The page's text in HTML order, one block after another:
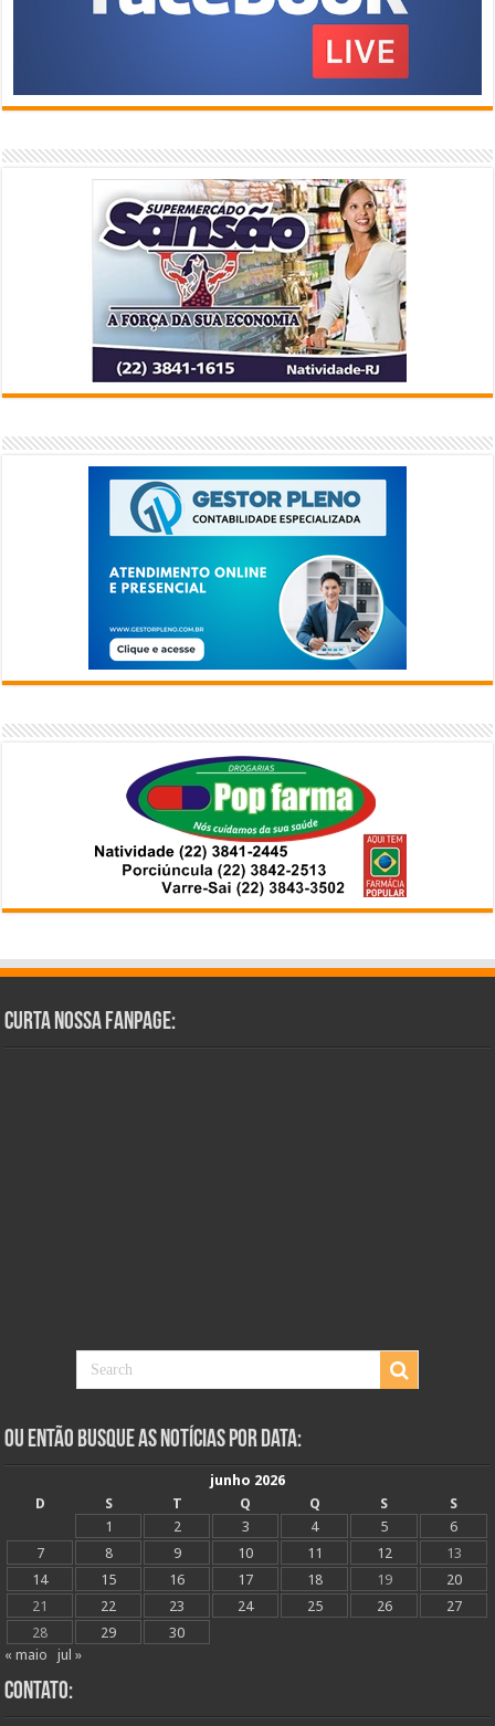
Curta Nossa Fanpage:
Ou Então Busque as Notícias Por Data:
junho 2026
D
S T Q Q S
S
1
2 3 4 5
6
7
8 9 10 11 12
13
14
15 16 17 18 19
20
21
22 23 24 25 26
27
28
29
30
« maio
jul »
Contato: